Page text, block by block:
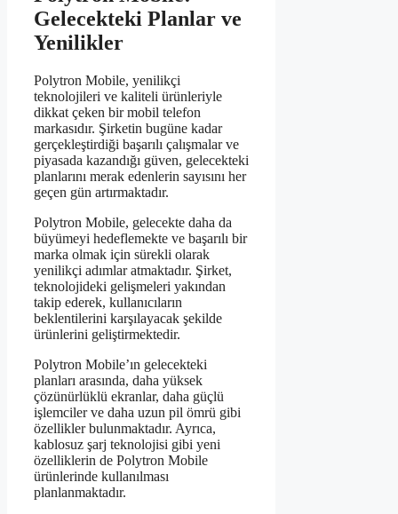
Gelecekteki Planlar ve
Yenilikler
Polytron Mobile, yenilikçi
teknolojileri ve kaliteli ürünleriyle
dikkat çeken bir mobil telefon
markasıdır. Şirketin bugüne kadar
gerçekleştirdiği başarılı çalışmalar ve
piyasada kazandığı güven, gelecekteki
planlarını merak edenlerin sayısını her
geçen gün artırmaktadır.
Polytron Mobile, gelecekte daha da
büyümeyi hedeflemekte ve başarılı bir
marka olmak için sürekli olarak
yenilikçi adımlar atmaktadır. Şirket,
teknolojideki gelişmeleri yakından
takip ederek, kullanıcıların
beklentilerini karşılayacak şekilde
ürünlerini geliştirmektedir.
Polytron Mobile’ın gelecekteki
planları arasında, daha yüksek
çözünürlüklü ekranlar, daha güçlü
işlemciler ve daha uzun pil ömrü gibi
özellikler bulunmaktadır. Ayrıca,
kablosuz şarj teknolojisi gibi yeni
özelliklerin de Polytron Mobile
ürünlerinde kullanılması
planlanmaktadır.